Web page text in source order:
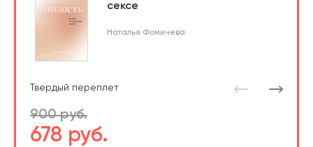
сексе
Наталья Фомичева
Твердый переплет
900 руб.
678 руб.